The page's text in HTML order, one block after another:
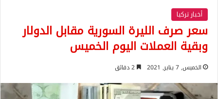
أخبار تركيا
سعر صرف الليرة السورية مقابل الدولار
وبقية العملات اليوم الخميس
الخميس, 7 يناير, 2021